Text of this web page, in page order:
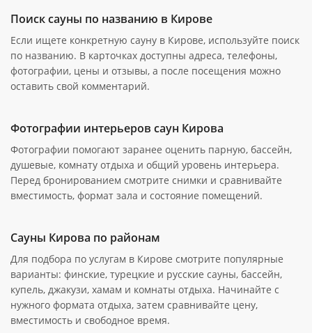
Поиск сауны по названию в Кирове
Если ищете конкретную сауну в Кирове, используйте поиск
по названию. В карточках доступны адреса, телефоны,
фотографии, цены и отзывы, а после посещения можно
оставить свой комментарий.
Фотографии интерьеров саун Кирова
Фотографии помогают заранее оценить парную, бассейн,
душевые, комнату отдыха и общий уровень интерьера.
Перед бронированием смотрите снимки и сравнивайте
вместимость, формат зала и состояние помещений.
Сауны Кирова по районам
Для подбора по услугам в Кирове смотрите популярные
варианты: финские, турецкие и русские сауны, бассейн,
купель, джакузи, хамам и комнаты отдыха. Начинайте с
нужного формата отдыха, затем сравнивайте цену,
вместимость и свободное время.